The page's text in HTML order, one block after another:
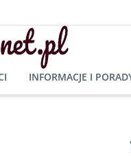
INFORMACJE I